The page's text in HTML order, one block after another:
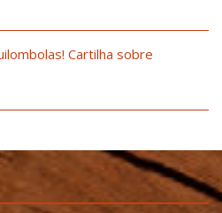
Cartilha sobre